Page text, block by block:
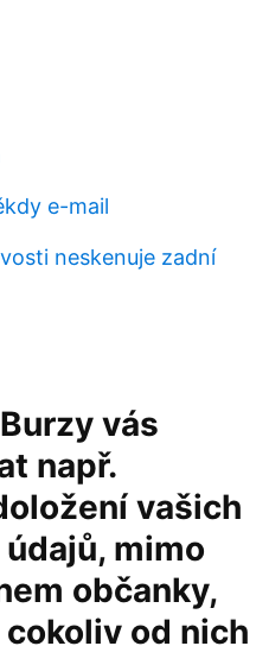
e-mail
neskenuje zadní
vás
např.
vašich
mimo
občanky,
od nich